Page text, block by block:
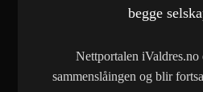
FLERE
begge
Nettportalen iValdres.no
sammenslåingen og blir